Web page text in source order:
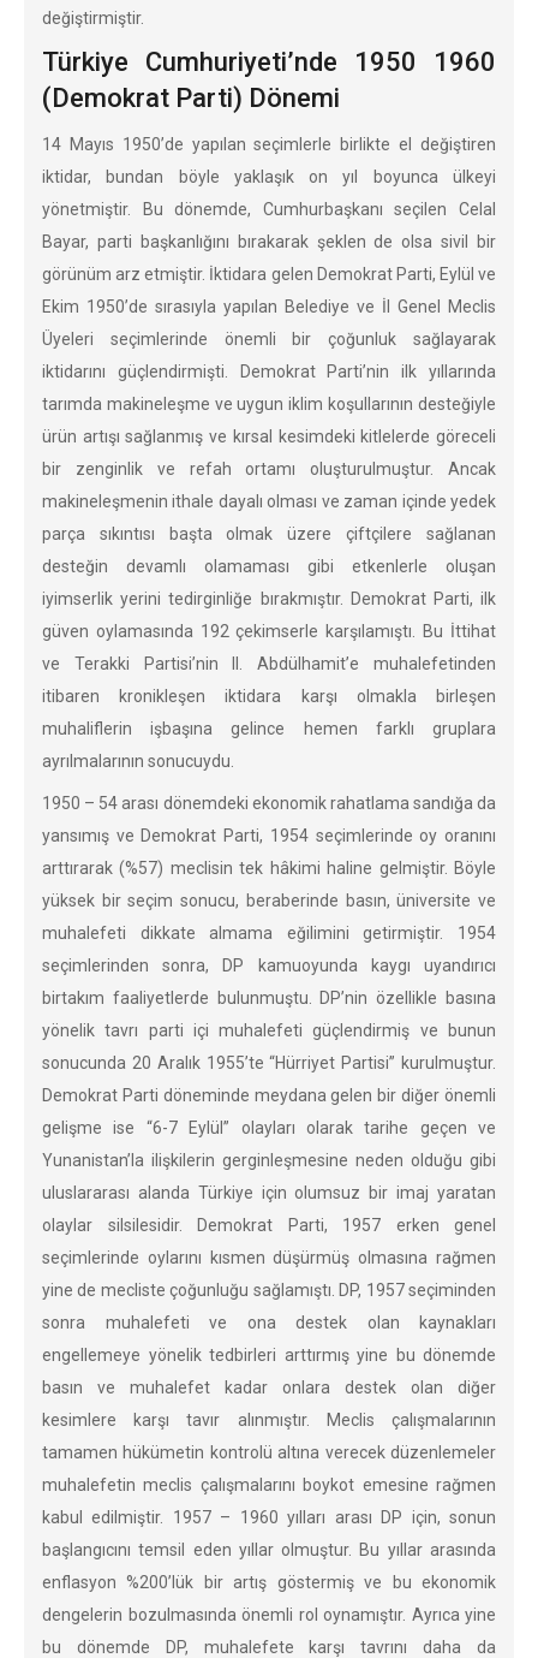
değiştirmiştir.
Türkiye Cumhuriyeti’nde 1950 1960
(Demokrat Parti) Dönemi
14 Mayıs 1950’de yapılan seçimlerle birlikte el değiştiren
iktidar, bundan böyle yaklaşık on yıl boyunca ülkeyi
yönetmiştir. Bu dönemde, Cumhurbaşkanı seçilen Celal
Bayar, parti başkanlığını bırakarak şeklen de olsa sivil bir
görünüm arz etmiştir. İktidara gelen Demokrat Parti, Eylül ve
Ekim 1950’de sırasıyla yapılan Belediye ve İl Genel Meclis
Üyeleri seçimlerinde önemli bir çoğunluk sağlayarak
iktidarını güçlendirmişti. Demokrat Parti’nin ilk yıllarında
tarımda makineleşme ve uygun iklim koşullarının desteğiyle
ürün artışı sağlanmış ve kırsal kesimdeki kitlelerde göreceli
bir zenginlik ve refah ortamı oluşturulmuştur. Ancak
makineleşmenin ithale dayalı olması ve zaman içinde yedek
parça sıkıntısı başta olmak üzere çiftçilere sağlanan
desteğin devamlı olamaması gibi etkenlerle oluşan
iyimserlik yerini tedirginliğe bırakmıştır. Demokrat Parti, ilk
güven oylamasında 192 çekimserle karşılamıştı. Bu İttihat
ve Terakki Partisi’nin II. Abdülhamit’e muhalefetinden
itibaren kronikleşen iktidara karşı olmakla birleşen
muhaliflerin işbaşına gelince hemen farklı gruplara
ayrılmalarının sonucuydu.
1950 – 54 arası dönemdeki ekonomik rahatlama sandığa da
yansımış ve Demokrat Parti, 1954 seçimlerinde oy oranını
arttırarak (%57) meclisin tek hâkimi haline gelmiştir. Böyle
yüksek bir seçim sonucu, beraberinde basın, üniversite ve
muhalefeti dikkate almama eğilimini getirmiştir. 1954
seçimlerinden sonra, DP kamuoyunda kaygı uyandırıcı
birtakım faaliyetlerde bulunmuştu. DP’nin özellikle basına
yönelik tavrı parti içi muhalefeti güçlendirmiş ve bunun
sonucunda 20 Aralık 1955’te “Hürriyet Partisi” kurulmuştur.
Demokrat Parti döneminde meydana gelen bir diğer önemli
gelişme ise “6-7 Eylül” olayları olarak tarihe geçen ve
Yunanistan’la ilişkilerin gerginleşmesine neden olduğu gibi
uluslararası alanda Türkiye için olumsuz bir imaj yaratan
olaylar silsilesidir. Demokrat Parti, 1957 erken genel
seçimlerinde oylarını kısmen düşürmüş olmasına rağmen
yine de mecliste çoğunluğu sağlamıştı. DP, 1957 seçiminden
sonra muhalefeti ve ona destek olan kaynakları
engellemeye yönelik tedbirleri arttırmış yine bu dönemde
basın ve muhalefet kadar onlara destek olan diğer
kesimlere karşı tavır alınmıştır. Meclis çalışmalarının
tamamen hükümetin kontrolü altına verecek düzenlemeler
muhalefetin meclis çalışmalarını boykot emesine rağmen
kabul edilmiştir. 1957 – 1960 yılları arası DP için, sonun
başlangıcını temsil eden yıllar olmuştur. Bu yıllar arasında
enflasyon %200’lük bir artış göstermiş ve bu ekonomik
dengelerin bozulmasında önemli rol oynamıştır. Ayrıca yine
bu dönemde DP, muhalefete karşı tavrını daha da